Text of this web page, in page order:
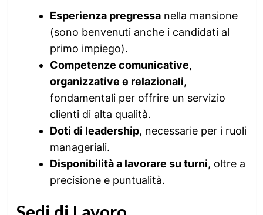
Esperienza pregressanella mansione
(sono benvenuti anche i candidati al
primo impiego).
Competenze comunicative,
organizzative e relazionali,
fondamentali per offrire un servizio
clienti di alta qualità.
Doti di leadership, necessarie per i ruoli
manageriali.
Disponibilità a lavorare su turni, oltre a
precisione e puntualità.